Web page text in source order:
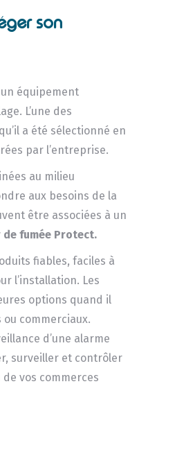
son
équipement
L’une des
a été sélectionné en
par l’entreprise.
au milieu
aux besoins de la
être associées à un
fumée Protect.
fiables, faciles à
l’installation. Les
options quand il
commerciaux.
d’une alarme
surveiller et contrôler
vos commerces